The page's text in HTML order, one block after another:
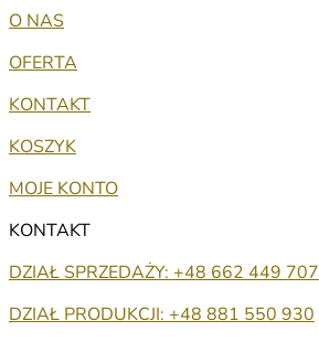
O NAS
OFERTA
KONTAKT
KOSZYK
MOJE KONTO
KONTAKT
DZIAŁ SPRZEDAŻY: +48 662 449 707
DZIAŁ PRODUKCJI: +48 881 550 930